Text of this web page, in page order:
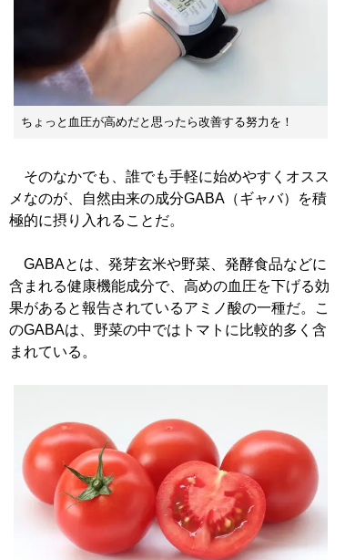
ちょっと血圧が高めだと思ったら改善する努力を！
そのなかでも、誰でも手軽に始めやすくオスス
メなのが、自然由来の成分GABA（ギャバ）を積
極的に摂り入れることだ。
GABAとは、発芽玄米や野菜、発酵食品などに
含まれる健康機能成分で、高めの血圧を下げる効
果があると報告されているアミノ酸の一種だ。こ
のGABAは、野菜の中ではトマトに比較的多く含
まれている。